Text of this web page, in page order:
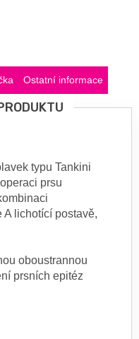
Ostatní informace
typu Tankini
prsu
A lichotící postavě,
oboustrannou
prsních epitéz